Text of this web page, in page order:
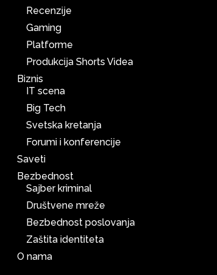
Recenzije
Gaming
Platforme
Produkcija Shorts Videa
Biznis
IT scena
Big Tech
Svetska kretanja
Forumi i konferencije
Saveti
Bezbednost
Sajber kriminal
Društvene mreže
Bezbednost poslovanja
Zaštita identiteta
O nama